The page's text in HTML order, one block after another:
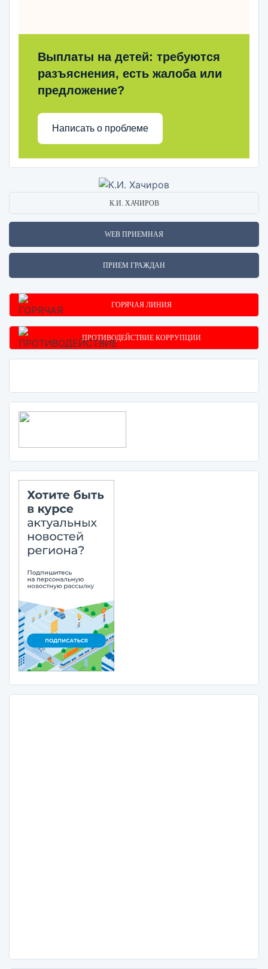
Выплаты на детей: требуются
разъяснения, есть жалоба или
предложение?
Написать о проблеме
К.И. ХАЧИРОВ
WEB ПРИЕМНАЯ
ПРИЕМ ГРАЖДАН
ГОРЯЧАЯ ЛИНИЯ
ПРОТИВОДЕЙСТВИЕ КОРРУПЦИИ